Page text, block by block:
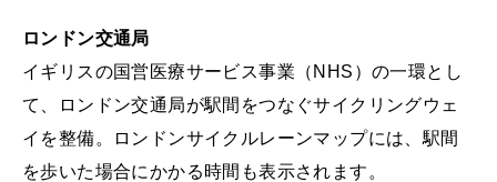
ロンドン交通局
イギリスの国営医療サービス事業（NHS）の一環とし
て、ロンドン交通局が駅間をつなぐサイクリングウェ
イを整備。ロンドンサイクルレーンマップには、駅間
を歩いた場合にかかる時間も表示されます。